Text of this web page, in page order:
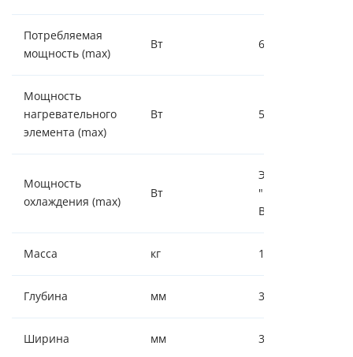
Потребляемая
мощность (max)
Вт 625
Мощность
нагревательного
элемента (max)
Вт 550
Мощность
охлаждения (max)
Вт
Электронное
"Пельтье" 75
Вт
Масса кг 12.8
Глубина мм 330
Ширина мм 300